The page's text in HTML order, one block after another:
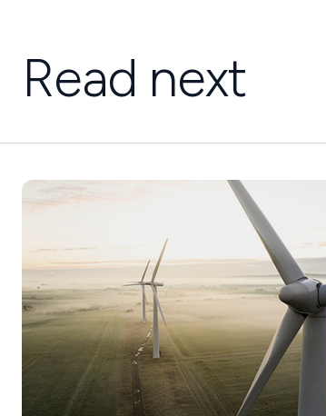
Read next